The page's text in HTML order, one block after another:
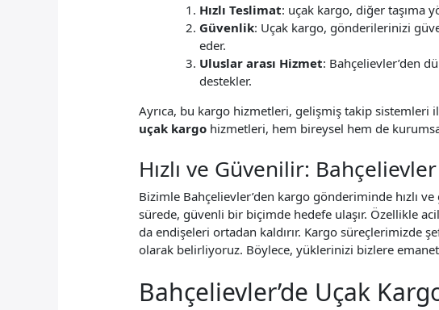
Hızlı Teslimat: uçak kargo, diğer taşıma
Güvenlik: Uçak kargo, gönderilerinizi
eder.
Uluslar arası Hizmet: Bahçelievler’den
destekler.
Ayrıca, bu kargo hizmetleri, gelişmiş takip sistemleri
uçak kargo hizmetleri, hem bireysel hem de
Hızlı ve Güvenilir:
Bizimle Bahçelievler’den kargo gönderiminde hızlı
sürede, güvenli bir biçimde hedefe ulaşır. Özellikle
da endişeleri ortadan kaldırır. Kargo süreçlerimizde
olarak belirliyoruz. Böylece, yüklerinizi bizlere
Bahçelievler’de Uçak